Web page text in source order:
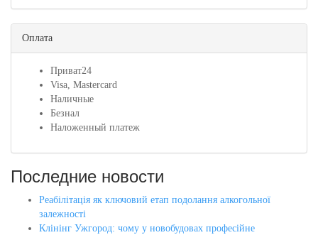
Оплата
Приват24
Visa, Mastercard
Наличные
Безнал
Наложенный платеж
Последние новости
Реабілітація як ключовий етап подолання алкогольної
залежності
Клінінг Ужгород: чому у новобудовах професійне